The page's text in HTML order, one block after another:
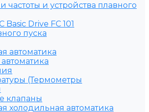
частоты и устройства плавного
Basic Drive FC 101
пуска
(Термометры
клапаны